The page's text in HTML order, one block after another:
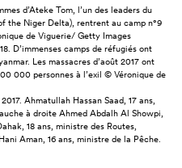
d’Ateke Tom, l’un des leaders du
the Niger Delta), rentrent au camp n°9
de Viguerie/ Getty Images
D’immenses camps de réfugiés ont
Les massacres d’août 2017 ont
000 personnes à l’exil © Véronique de
Ahmatullah Hassan Saad, 17 ans,
à droite Ahmed Abdalh Al Showpi,
18 ans, ministre des Routes,
Aman, 16 ans, ministre de la Pêche.